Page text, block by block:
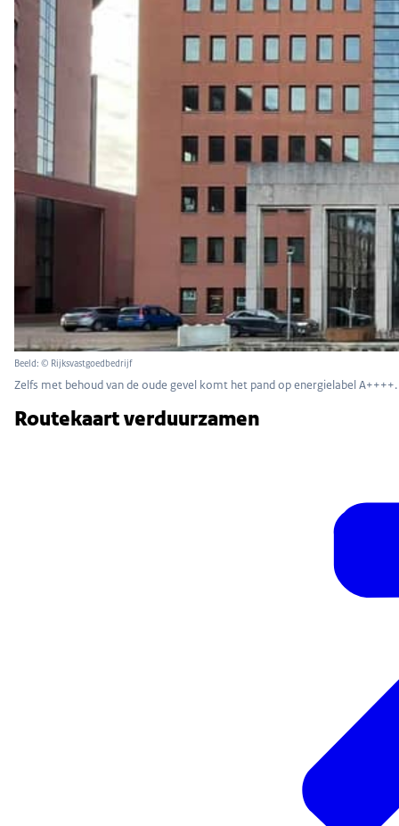
Beeld: © Rijksvastgoedbedrijf
Zelfs met behoud van de oude gevel komt het pand op energielabel A++++.
Routekaart verduurzamen